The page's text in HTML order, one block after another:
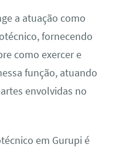
a atuação como
fornecendo
como exercer e
função, atuando
envolvidas no
em Gurupi é